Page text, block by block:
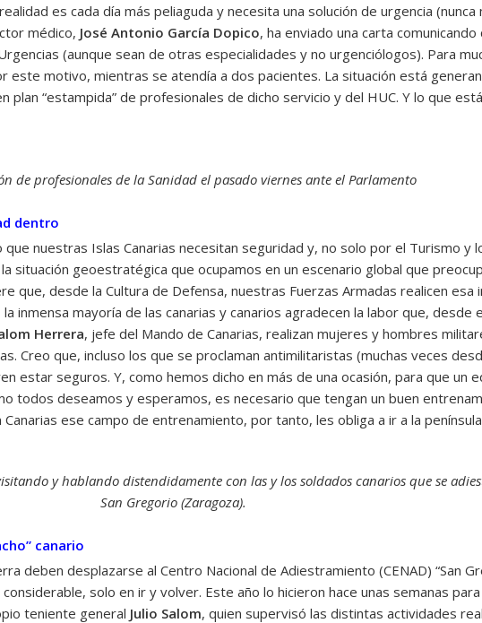
es cada día más peliaguda y necesita una solución de urgencia
médico, José Antonio García Dopico, ha enviado una carta
(aunque sean de otras especialidades y no urgenciólogos). Para
motivo, mientras se atendía a dos pacientes. La situación está
plan “estampida” de profesionales de dicho servicio y del HUC. Y lo que
de profesionales de la Sanidad el pasado viernes ante el Parlamento
dentro
que nuestras Islas Canarias necesitan seguridad y, no solo por el Turismo
situación geoestratégica que ocupamos en un escenario global que
que, desde la Cultura de Defensa, nuestras Fuerzas Armadas realicen esa
inmensa mayoría de las canarias y canarios agradecen la labor que,
Herrera, jefe del Mando de Canarias, realizan mujeres y hombres
Creo que, incluso los que se proclaman antimilitaristas (muchas veces
estar seguros. Y, como hemos dicho en más de una ocasión, para que un
todos deseamos y esperamos, es necesario que tengan un buen
ese campo de entrenamiento, por tanto, les obliga a ir a la
y hablando distendidamente con las y los soldados canarios que se
San Gregorio (Zaragoza).
canario
deben desplazarse al Centro Nacional de Adiestramiento (CENAD) “San
solo en ir y volver. Este año lo hicieron hace unas semanas
teniente general Julio Salom, quien supervisó las distintas actividades